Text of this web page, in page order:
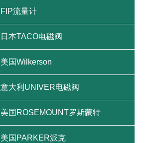
FIP流量计
日本TACO电磁阀
美国Wilkerson
意大利UNIVER电磁阀
美国ROSEMOUNT罗斯蒙特
美国PARKER派克